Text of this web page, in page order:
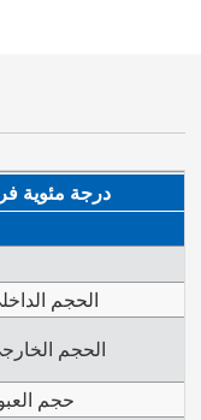
-86 درجة
الحجم
الحجم
حجم